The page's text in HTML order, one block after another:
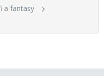
a fantasy